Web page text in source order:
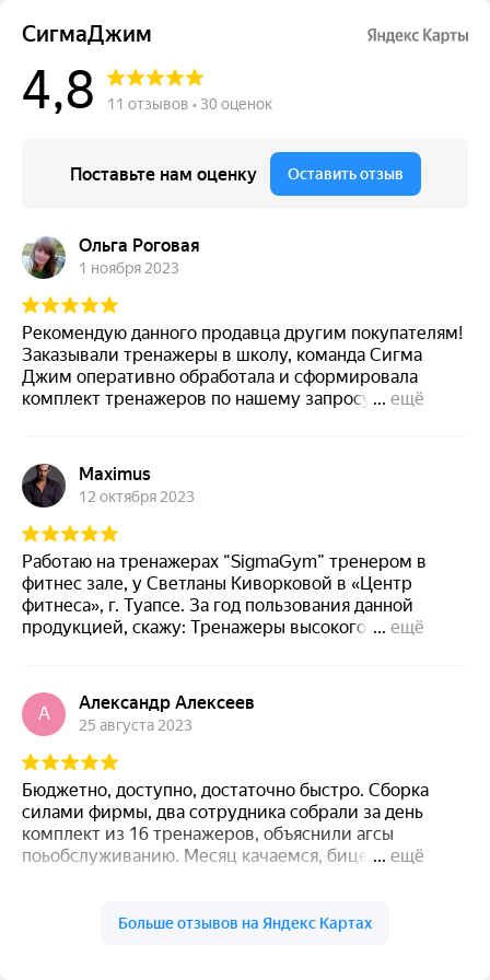
СигмаДжим
4,8 11 отзывов • 30 оценок
Поставьте нам оценку Оставить отзыв
Ольга Роговая
1 ноября 2023
Рекомендую данного продавца другим покупателям!
Заказывали тренажеры в школу, команда Сигма
Джим оперативно обработала и сформировала
комплект тренажеров по нашему запросу,быстро
сотрудники и после исполнения договора охотно
идут на контакт, отвечают на вопросы и присылают
комментарии по товару и его использованию.
Спасибо!
... ещё
Maximus
12 октября 2023
Работаю на тренажерах “SigmaGym” тренером в
фитнес зале, у Светланы Киворковой в «Центр
фитнеса», г. Туапсе. За год пользования данной
продукцией, скажу: Тренажеры высокого качества!
биомеханическая траектория исполнения
упражнения! Причем цены на данное оборудование
очень приемлемые! На будущее планируем закупить
еще ряд функциональных тренажеров! И только
«Сигма Джим» !
... ещё
А
Александр Алексеев
25 августа 2023
Бюджетно, доступно, достаточно быстро. Сборка
силами фирмы, два сотрудника собрали за день
комплект из 16 тренажеров, объяснили агсы
поьобслуживанию. Месяц качаемся, бицепсы
... ещё
Валентина Логачева
Больше отзывов на Яндекс Картах